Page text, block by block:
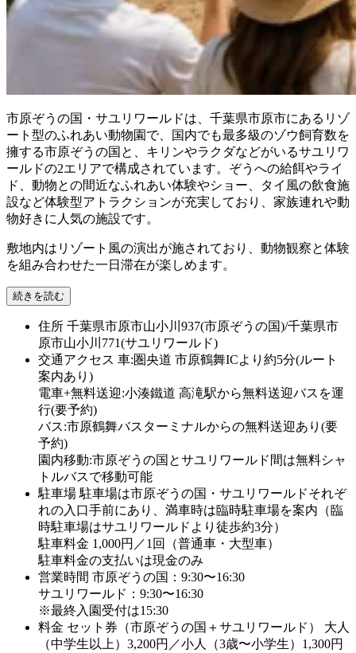
市原ぞうの国・サユリワールドは、千葉県市原市にあるリゾ
ート型のふれあい動物園で、国内でも最多級のゾウ飼育数を
擁する市原ぞうの国と、キリンやラクダなどがいるサユリワ
ールドの2エリアで構成されています。ぞうへの給餌やライ
ド、動物との間近なふれあい体験やショー、タイ風の飲食施
設など体験型アトラクションが充実しており、家族連れや動
物好きに人気の施設です。
敷地内はリゾート風の演出が施されており、動物観察と体験
を組み合わせた一日滞在が楽しめます。
続きを読む
住所 千葉県市原市山小川937(市原ぞうの国)/千葉県市
原市山小川771(サユリワールド)
交通アクセス 車:圏央道 市原鶴舞ICより約5分(ルート
案内あり)
電車+無料送迎:小湊鐵道 高滝駅から無料送迎バスを運
行(要予約)
バス:市原鶴舞バスターミナルからの無料送迎あり(要
予約)
園内移動:市原ぞうの国とサユリワールド間は無料シャ
トルバスで移動可能
駐車場 駐車場は市原ぞうの国・サユリワールドそれぞ
れの入口手前にあり、満車時は臨時駐車場を案内（臨
時駐車場はサユリワールドより徒歩約3分）
駐車料金 1,000円／1回（普通車・大型車）
駐車料金の支払いは現金のみ
営業時間 市原ぞうの国：9:30〜16:30
サユリワールド：9:30〜16:30
※最終入園受付は15:30
料金 セット券（市原ぞうの国＋サユリワールド） 大人
（中学生以上）3,200円／小人（3歳〜小学生）1,300円